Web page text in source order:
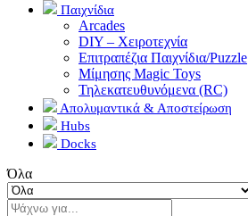
Παιχνίδια
Arcades
DIY – Χειροτεχνία
Επιτραπέζια Παιχνίδια/Puzzle
Μίμησης Magic Toys
Τηλεκατευθυνόμενα (RC)
Απολυμαντικά & Αποστείρωση
Hubs
Docks
Όλα